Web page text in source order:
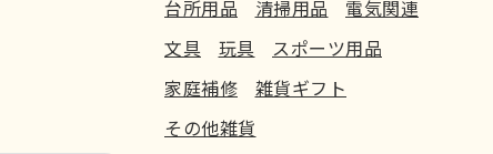
台所用品
清掃用品
電気関連
文具
玩具
スポーツ用品
家庭補修
雑貨ギフト
その他雑貨